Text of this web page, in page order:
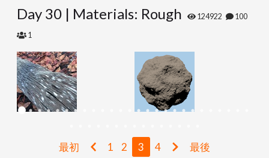
l
N
Day 30 | Materials: Rough 124922 100
1
最初 1 2 3 4 最後